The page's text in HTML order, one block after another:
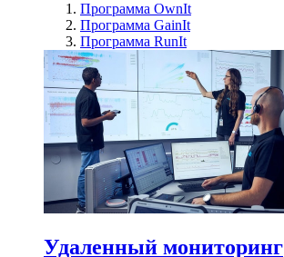
Программа OwnIt
Программа GainIt
Программа RunIt
Удаленный мониторинг